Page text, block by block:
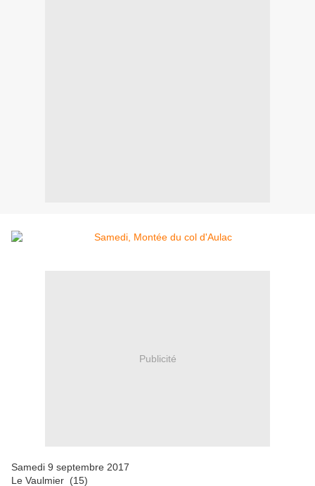
Publicité
Samedi 9 septembre 2017
Le Vaulmier (15)